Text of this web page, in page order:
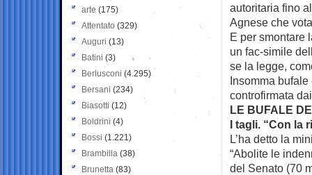
autoritaria fino
Agnese che
E per smontare
un fac-simile
se la legge,
Insomma
controfirmata
LE BUFALE
I tagli. “Con la
L’ha detto la
“Abolite le
del Senato (70
arte (175)
Attentato (329)
Auguri (13)
Batini (3)
Berlusconi (4.295)
Bersani (234)
Biasotti (12)
Boldrini (4)
Bossi (1.221)
Brambilla (38)
Brunetta (83)